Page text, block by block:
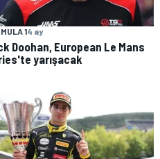
14 ay
Doohan, European Le Mans
yarışacak